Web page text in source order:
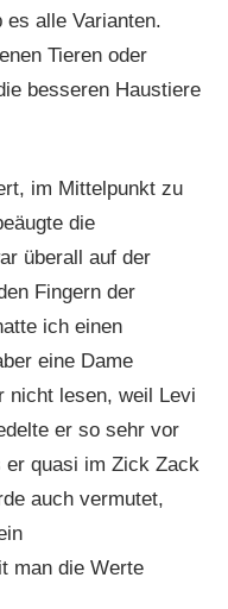
alle Varianten.
Tieren oder
besseren Haustiere
im Mittelpunkt zu
die
überall auf der
Fingern der
ich einen
eine Dame
nicht lesen, weil Levi
er so sehr vor
er quasi im Zick Zack
auch vermutet,
man die Werte